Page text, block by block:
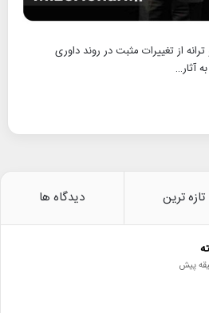
از تغییرات مثبت در روند داوری
آثار…
تازه ترین دیدگاه ها